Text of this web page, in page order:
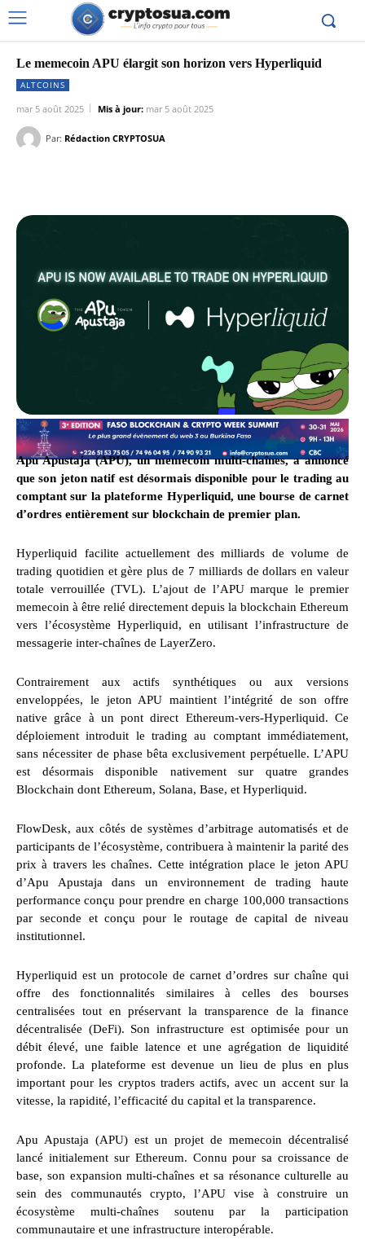
Le memecoin APU élargit son horizon vers Hyperliquid
ALTCOINS
mar 5 août 2025 Mis à jour: mar 5 août 2025
Par: Rédaction CRYPTOSUA
Apu Apustaja (APU), un memecoin multi-chaînes, a annoncé
que son jeton natif est désormais disponible pour le trading au
comptant sur la plateforme Hyperliquid, une bourse de carnet
d’ordres entièrement sur blockchain de premier plan.
Hyperliquid facilite actuellement des milliards de volume de
trading quotidien et gère plus de 7 milliards de dollars en valeur
totale verrouillée (TVL). L’ajout de l’APU marque le premier
memecoin à être relié directement depuis la blockchain Ethereum
vers l’écosystème Hyperliquid, en utilisant l’infrastructure de
messagerie inter-chaînes de LayerZero.
Contrairement aux actifs synthétiques ou aux versions
enveloppées, le jeton APU maintient l’intégrité de son offre
native grâce à un pont direct Ethereum-vers-Hyperliquid. Ce
déploiement introduit le trading au comptant immédiatement,
sans nécessiter de phase bêta exclusivement perpétuelle. L’APU
est désormais disponible nativement sur quatre grandes
Blockchain dont Ethereum, Solana, Base, et Hyperliquid.
FlowDesk, aux côtés de systèmes d’arbitrage automatisés et de
participants de l’écosystème, contribuera à maintenir la parité des
prix à travers les chaînes. Cette intégration place le jeton APU
d’Apu Apustaja dans un environnement de trading haute
performance conçu pour prendre en charge 100,000 transactions
par seconde et conçu pour le routage de capital de niveau
institutionnel.
Hyperliquid est un protocole de carnet d’ordres sur chaîne qui
offre des fonctionnalités similaires à celles des bourses
centralisées tout en préservant la transparence de la finance
décentralisée (DeFi). Son infrastructure est optimisée pour un
débit élevé, une faible latence et une agrégation de liquidité
profonde. La plateforme est devenue un lieu de plus en plus
important pour les cryptos traders actifs, avec un accent sur la
vitesse, la rapidité, l’efficacité du capital et la transparence.
Apu Apustaja (APU) est un projet de memecoin décentralisé
lancé initialement sur Ethereum. Connu pour sa croissance de
base, son expansion multi-chaînes et sa résonance culturelle au
sein des communautés crypto, l’APU vise à construire un
écosystème multi-chaînes soutenu par la participation
communautaire et une infrastructure interopérable.